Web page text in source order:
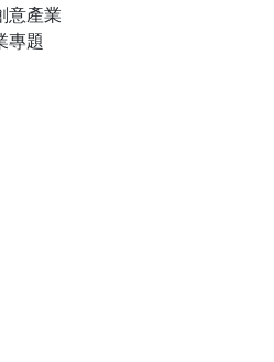
意產業
專題